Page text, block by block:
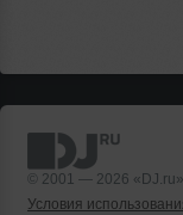
© 2001 — 2026
Условия